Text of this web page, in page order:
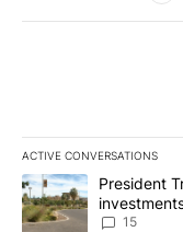
ACTIVE CONVERSATIONS
The following is a list
A trending article
President
15